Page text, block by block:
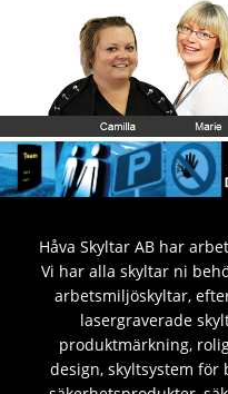
Håva Skyltar AB har
Vi har alla skyltar ni
arbetsmiljöskyltar,
lasergraverade
produktmärkning,
design, skyltsystem för